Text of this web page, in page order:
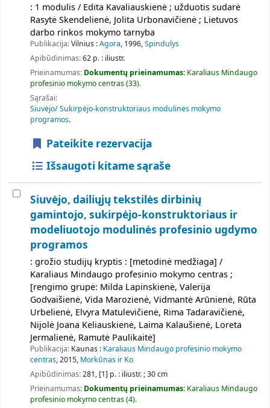
: 1 modulis / Edita Kavaliauskienė ; užduotis sudarė
Rasytė Skendelienė, Jolita Urbonavičienė ; Lietuvos
darbo rinkos mokymo tarnyba
Publikacija:Vilnius :Agora, 1996,Spindulys
Apibūdinimas:62 p. : iliustr.
Prieinamumas: Dokumentų prieinamumas: Karaliaus Mindaugo
profesinio mokymo centras(33).
Sąrašai:
Siuvėjo/ Sukirpėjo-konstruktoriaus modulinės mokymo
programos.
Pateikite rezervacija
Išsaugoti kitame sąraše
Siuvėjo, dailiųjų tekstilės dirbinių
gamintojo, sukirpėjo-konstruktoriaus ir
modeliuotojo modulinės profesinio ugdymo
programos
: grožio studijų kryptis : [metodinė medžiaga] /
Karaliaus Mindaugo profesinio mokymo centras ;
[rengimo grupė: Milda Lapinskienė, Valerija
Godvaišienė, Vida Marozienė, Vidmantė Arūnienė, Rūta
Urbelienė, Elvyra Matulevičienė, Rima Tadaravičienė,
Nijolė Joana Keliauskienė, Laima Kalaušienė, Loreta
Jermalienė, Ramutė Paulikaitė]
Publikacija: Kaunas : Karaliaus Mindaugo profesinio mokymo
centras, 2015, Morkūnas ir Ko
Apibūdinimas:281, [1] p. : iliustr. ; 30 cm
Prieinamumas: Dokumentų prieinamumas: Karaliaus Mindaugo
profesinio mokymo centras(4).